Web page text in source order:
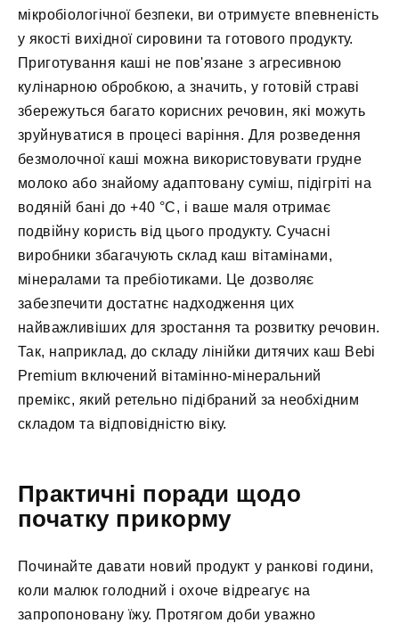
мікробіологічної безпеки, ви отримуєте впевненість
у якості вихідної сировини та готового продукту.
Приготування каші не пов'язане з агресивною
кулінарною обробкою, а значить, у готовій страві
збережуться багато корисних речовин, які можуть
зруйнуватися в процесі варіння. Для розведення
безмолочної каші можна використовувати грудне
молоко або знайому адаптовану суміш, підігріті на
водяній бані до +40 °С, і ваше маля отримає
подвійну користь від цього продукту. Сучасні
виробники збагачують склад каш вітамінами,
мінералами та пребіотиками. Це дозволяє
забезпечити достатнє надходження цих
найважливіших для зростання та розвитку речовин.
Так, наприклад, до складу лінійки дитячих каш Bebi
Premium включений вітамінно-мінеральний
премікс, який ретельно підібраний за необхідним
складом та відповідністю віку.
Практичні поради щодо
початку прикорму
Починайте давати новий продукт у ранкові години,
коли малюк голодний і охоче відреагує на
запропоновану їжу. Протягом доби уважно